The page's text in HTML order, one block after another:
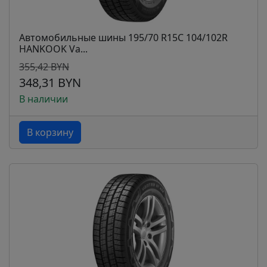
Автомобильные шины 195/70 R15C 104/102R
HANKOOK Va...
355,42 BYN
348,31 BYN
В наличии
В корзину